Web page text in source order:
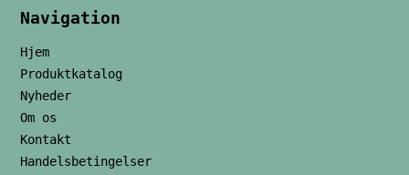
Navigation
Hjem
Produktkatalog
Nyheder
Om os
Kontakt
Handelsbetingelser